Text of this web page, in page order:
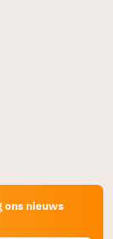
ons nieuws